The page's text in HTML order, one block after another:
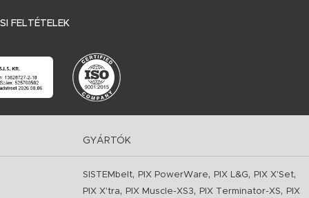
FELTÉTELEK
GYÁRTÓK
SISTEMbelt, PIX PowerWare, PIX L&G, PIX X'Set,
PIX X'tra, PIX Muscle-XS3, PIX Terminator-XS,
PIX